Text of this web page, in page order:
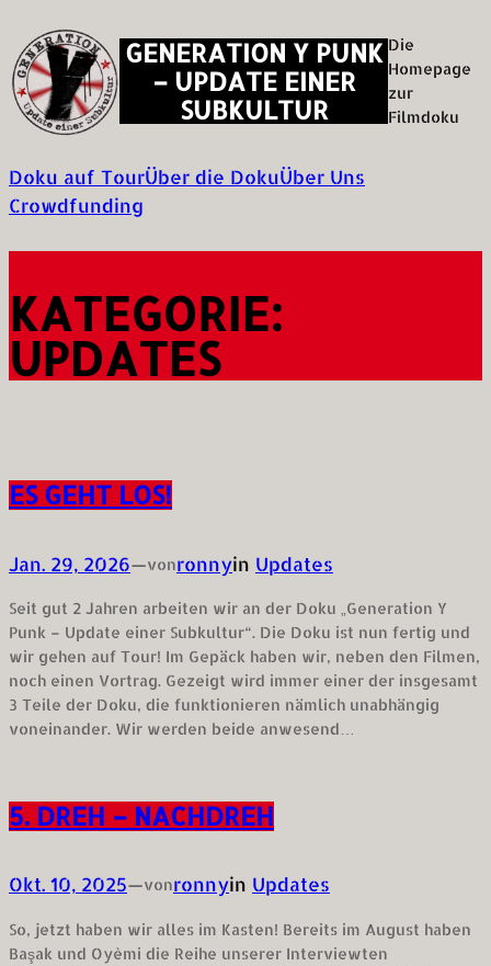
Zum
Inhalt
springen
GENERATION Y PUNK
– UPDATE EINER
SUBKULTUR
Die
Homepage
zur
Filmdoku
Doku auf TourÜber die DokuÜber Uns
Crowdfunding
KATEGORIE:
UPDATES
ES GEHT LOS!
Jan. 29, 2026—vonronnyin Updates
Seit gut 2 Jahren arbeiten wir an der Doku „Generation Y
Punk – Update einer Subkultur“. Die Doku ist nun fertig und
wir gehen auf Tour! Im Gepäck haben wir, neben den Filmen,
noch einen Vortrag. Gezeigt wird immer einer der insgesamt
3 Teile der Doku, die funktionieren nämlich unabhängig
voneinander. Wir werden beide anwesend…
5. DREH – NACHDREH
Okt. 10, 2025—vonronnyin Updates
So, jetzt haben wir alles im Kasten! Bereits im August haben
Başak und Oyèmi die Reihe unserer Interviewten